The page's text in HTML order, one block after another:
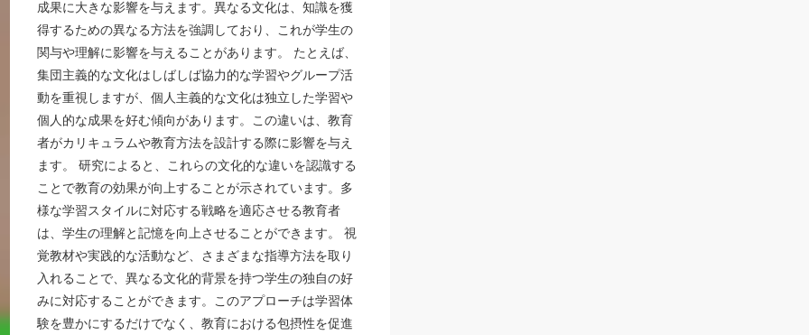
成果に大きな影響を与えます。異なる文化は、知識を獲
得するための異なる方法を強調しており、これが学生の
関与や理解に影響を与えることがあります。 たとえば、
集団主義的な文化はしばしば協力的な学習やグループ活
動を重視しますが、個人主義的な文化は独立した学習や
個人的な成果を好む傾向があります。この違いは、教育
者がカリキュラムや教育方法を設計する際に影響を与え
ます。 研究によると、これらの文化的な違いを認識する
ことで教育の効果が向上することが示されています。多
様な学習スタイルに対応する戦略を適応させる教育者
は、学生の理解と記憶を向上させることができます。 視
覚教材や実践的な活動など、さまざまな指導方法を取り
入れることで、異なる文化的背景を持つ学生の独自の好
みに対応することができます。このアプローチは学習体
験を豊かにするだけでなく、教育における包摂性を促進